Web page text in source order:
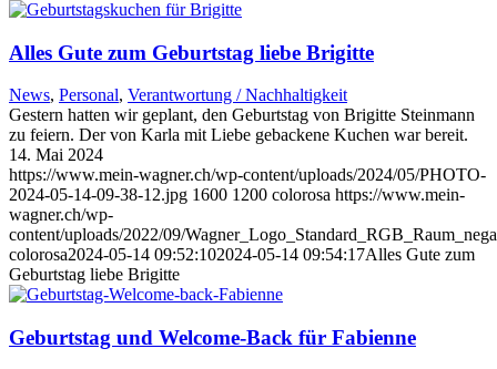
Alles Gute zum Geburtstag liebe Brigitte
News, Personal, Verantwortung / Nachhaltigkeit
Gestern hatten wir geplant, den Geburtstag von Brigitte Steinmann
zu feiern. Der von Karla mit Liebe gebackene Kuchen war bereit.
14. Mai 2024
https://www.mein-wagner.ch/wp-content/uploads/2024/05/PHOTO-
2024-05-14-09-38-12.jpg 1600 1200 colorosa https://www.mein-
wagner.ch/wp-
content/uploads/2022/09/
colorosa2024-05-14 09:52:102024-05-14 09:54:17Alles Gute zum
Geburtstag liebe Brigitte
Geburtstag und Welcome-Back für Fabienne